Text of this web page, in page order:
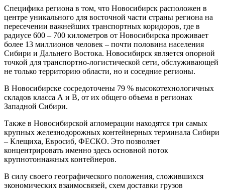
Специфика региона в том, что Новосибирск расположен в
центре уникального для восточной части страны региона на
пересечении важнейших транспортных коридоров, где в
радиусе 600 – 700 километров от Новосибирска проживает
более 13 миллионов человек – почти половина населения
Сибири и Дальнего Востока. Новосибирск является опорной
точкой для транспортно-логистической сети, обслуживающей
не только территорию области, но и соседние регионы.
В Новосибирске сосредоточены 79 % высокотехнологичных
складов класса А и В, от их общего объема в регионах
Западной Сибири.
Также в Новосибирской агломерации находятся три самых
крупных железнодорожных контейнерных терминала Сибири
– Клещиха, Евросиб, ФЕСКО. Это позволяет
концентрировать именно здесь основной поток
крупнотоннажных контейнеров.
В силу своего географического положения, сложившихся
экономических взаимосвязей, схем доставки грузов